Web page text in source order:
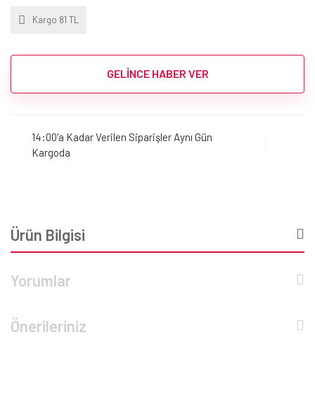
Kargo 81 TL
GELİNCE HABER VER
14:00'a Kadar Verilen Siparişler Aynı Gün
Kargoda
Ürün Bilgisi
Yorumlar
Önerileriniz